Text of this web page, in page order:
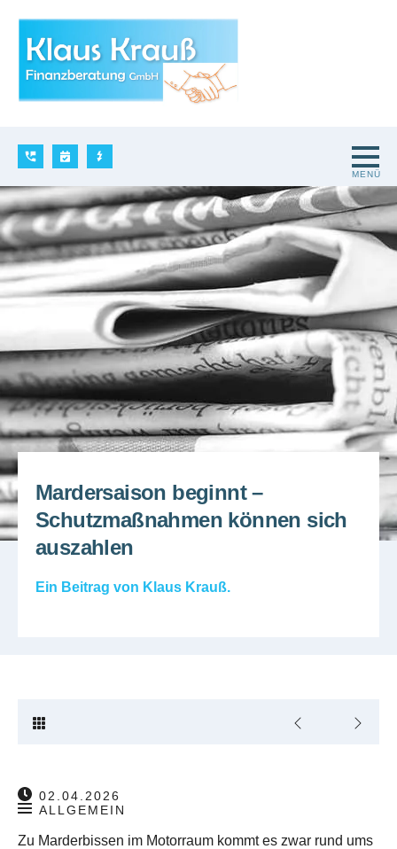
Mardersaison beginnt –
Schutzmaßnahmen können sich
auszahlen
Ein Beitrag von Klaus Krauß.
02.04.2026
ALLGEMEIN
Zu Marderbissen im Motorraum kommt es zwar rund ums